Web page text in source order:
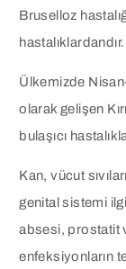
Bruselloz
hastalıklardandır.
Ülkemizde
olarak gelişen
bulaşıcı
Kan, vücut
genital sistemi
absesi, prostatit
enfeksiyonların